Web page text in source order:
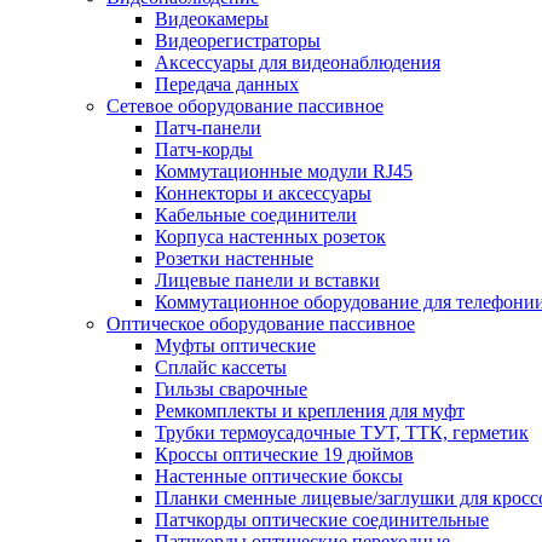
Видеокамеры
Видеорегистраторы
Аксессуары для видеонаблюдения
Передача данных
Сетевое оборудование пассивное
Патч-панели
Патч-корды
Коммутационные модули RJ45
Коннекторы и аксессуары
Кабельные соединители
Корпуса настенных розеток
Розетки настенные
Лицевые панели и вставки
Коммутационное оборудование для
Оптическое оборудование пассивное
Муфты оптические
Сплайс кассеты
Гильзы сварочные
Ремкомплекты и крепления для муфт
Трубки термоусадочные ТУТ, ТТК, герметик
Кроссы оптические 19 дюймов
Настенные оптические боксы
Планки сменные лицевые/заглушки для
Патчкорды оптические соединительные